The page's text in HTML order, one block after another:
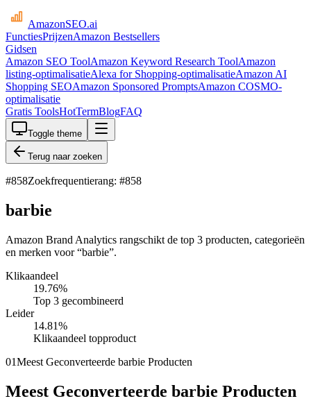
AmazonSEO.ai
FunctiesPrijzenAmazon Bestsellers
Gidsen
Amazon SEO ToolAmazon Keyword Research ToolAmazon
listing-optimalisatieAlexa for Shopping-optimalisatieAmazon AI
Shopping SEOAmazon Sponsored PromptsAmazon COSMO-
optimalisatie
Gratis ToolsHotTermBlogFAQ
Toggle theme
Terug naar zoeken
#858Zoekfrequentierang: #858
barbie
Amazon Brand Analytics rangschikt de top 3 producten, categorieën
en merken voor “barbie”.
Klikaandeel
19.76%
Top 3 gecombineerd
Leider
14.81%
Klikaandeel topproduct
01Meest Geconverteerde barbie Producten
Meest Geconverteerde barbie Producten